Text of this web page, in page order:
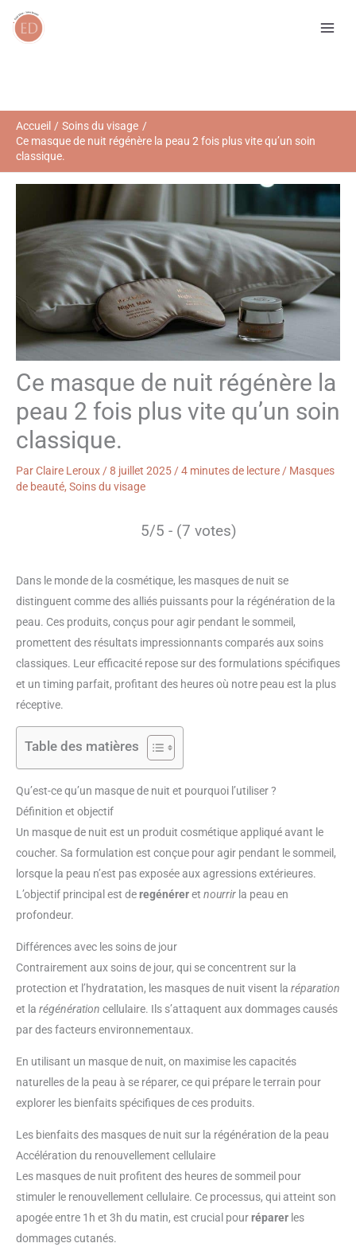
Accueil
Soins du visage
Ce masque de nuit régénère la peau 2 fois plus vite qu’un soin
classique.
Ce masque de nuit régénère la
peau 2 fois plus vite qu’un soin
classique.
ParClaire Leroux/8 juillet 2025/4 minutes de lecture/ Masques
de beauté, Soins du visage
5/5 - (7 votes)
Dans le monde de la cosmétique, les masques de nuit se
distinguent comme des alliés puissants pour la régénération de la
peau. Ces produits, conçus pour agir pendant le sommeil,
promettent des résultats impressionnants comparés aux soins
classiques. Leur efficacité repose sur des formulations spécifiques
et un timing parfait, profitant des heures où notre peau est la plus
réceptive.
Table des matières
Qu’est-ce qu’un masque de nuit et pourquoi l’utiliser ?
Définition et objectif
Un masque de nuit est un produit cosmétique appliqué avant le
coucher. Sa formulation est conçue pour agir pendant le sommeil,
lorsque la peau n’est pas exposée aux agressions extérieures.
L’objectif principal est deregénéreret nourrir la peau en
profondeur.
Différences avec les soins de jour
Contrairement aux soins de jour, qui se concentrent sur la
protection et l’hydratation, les masques de nuit visent la réparation
et la régénération cellulaire. Ils s’attaquent aux dommages causés
par des facteurs environnementaux.
En utilisant un masque de nuit, on maximise les capacités
naturelles de la peau à se réparer, ce qui prépare le terrain pour
explorer les bienfaits spécifiques de ces produits.
Les bienfaits des masques de nuit sur la régénération de la peau
Accélération du renouvellement cellulaire
Les masques de nuit profitent des heures de sommeil pour
stimuler le renouvellement cellulaire. Ce processus, qui atteint son
apogée entre 1h et 3h du matin, est crucial pourréparer les
dommages cutanés.
R
e
r
c